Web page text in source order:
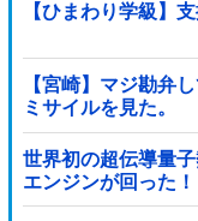
【ひまわり学級】
【宮崎】マジ勘弁
ミサイルを見た。
世界初の超伝導量
エンジンが回った！